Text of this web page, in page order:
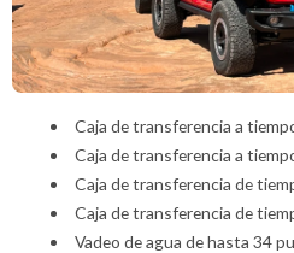
Caja de transferencia a
Caja de transferencia a
Caja de transferencia de
Caja de transferencia de
Vadeo de agua de hasta 34